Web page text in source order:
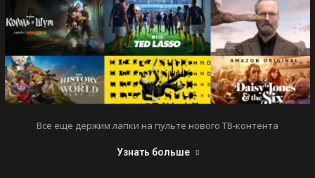
Все еще держим лапки на пульте нового ТВ-контента
Узнать больше